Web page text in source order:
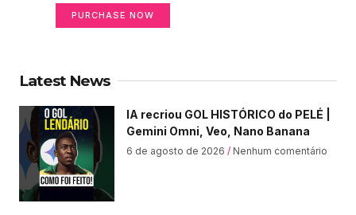
PURCHASE NOW
Latest News
IA recriou GOL HISTÓRICO do PELÉ |
Gemini Omni, Veo, Nano Banana
6 de agosto de 2026 Nenhum comentário